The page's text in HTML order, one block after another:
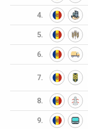
4.
5.
6.
7.
8.
9.